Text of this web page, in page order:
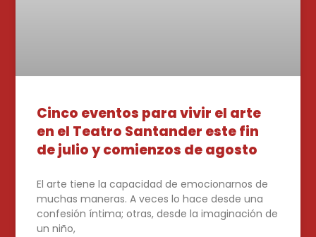
Cinco eventos para vivir el arte
en el Teatro Santander este fin
de julio y comienzos de agosto
El arte tiene la capacidad de emocionarnos de
muchas maneras. A veces lo hace desde una
confesión íntima; otras, desde la imaginación de
un niño,